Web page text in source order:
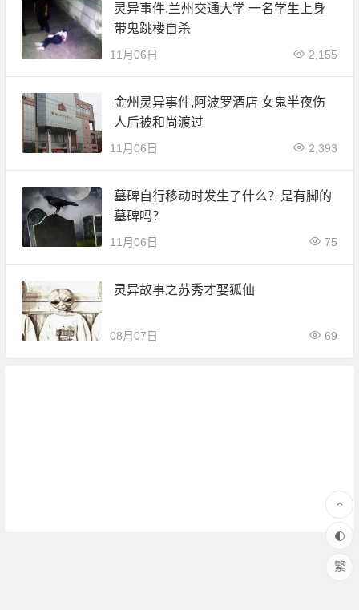
灵异事件,兰州交通大学 一名学生上身
带鬼跳楼自杀
11月06日 2,155
金州灵异事件,阿波罗酒店 女鬼半夜伤
人后被和尚渡过
11月06日 2,393
墓碑自行移动时发生了什么？是有脚的
墓碑吗？
11月06日 75
灵异故事之苏秀才娶狐仙
08月07日 69
繁